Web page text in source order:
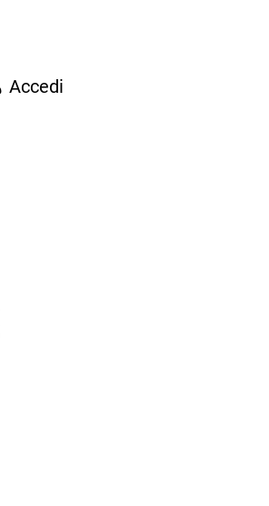
Accedi